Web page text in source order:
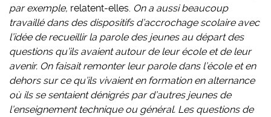
par exemple, relatent-elles. On a aussi beaucoup
travaillé dans des dispositifs d’accrochage scolaire avec
l’idée de recueillir la parole des jeunes au départ des
questions qu’ils avaient autour de leur école et de leur
avenir. On faisait remonter leur parole dans l’école et en
dehors sur ce qu’ils vivaient en formation en alternance
où ils se sentaient dénigrés par d’autres jeunes de
l’enseignement technique ou général. Les questions de